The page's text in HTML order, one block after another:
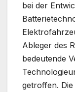
bei der
Ableger des
bedeutende
getroffen. Die